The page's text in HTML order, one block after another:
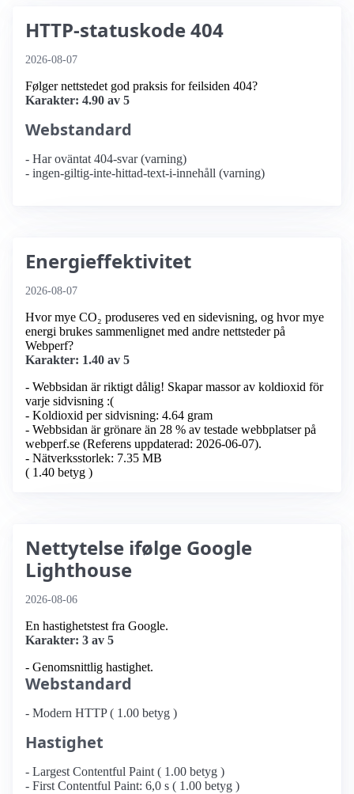
HTTP-statuskode 404
2026-08-07
Følger nettstedet god praksis for feilsiden 404?
Karakter: 4.90 av 5
Webstandard
- Har oväntat 404-svar (varning)
- ingen-giltig-inte-hittad-text-i-innehåll (varning)
Energieffektivitet
2026-08-07
Hvor mye CO₂ produseres ved en sidevisning, og hvor mye
energi brukes sammenlignet med andre nettsteder på
Webperf?
Karakter: 1.40 av 5
- Webbsidan är riktigt dålig! Skapar massor av koldioxid för
varje sidvisning :(
- Koldioxid per sidvisning: 4.64 gram
- Webbsidan är grönare än 28 % av testade webbplatser på
webperf.se (Referens uppdaterad: 2026-06-07).
- Nätverksstorlek: 7.35 MB
( 1.40 betyg )
Nettytelse ifølge Google
Lighthouse
2026-08-06
En hastighetstest fra Google.
Karakter: 3 av 5
- Genomsnittlig hastighet.
Webstandard
- Modern HTTP ( 1.00 betyg )
Hastighet
- Largest Contentful Paint ( 1.00 betyg )
- First Contentful Paint: 6,0 s ( 1.00 betyg )